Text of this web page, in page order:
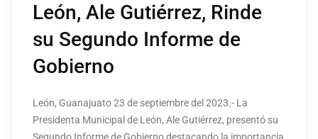
León, Ale Gutiérrez, Rinde
su Segundo Informe de
Gobierno
León, Guanajuato 23 de septiembre del 2023.- La
Presidenta Municipal de León, Ale Gutiérrez, presentó su